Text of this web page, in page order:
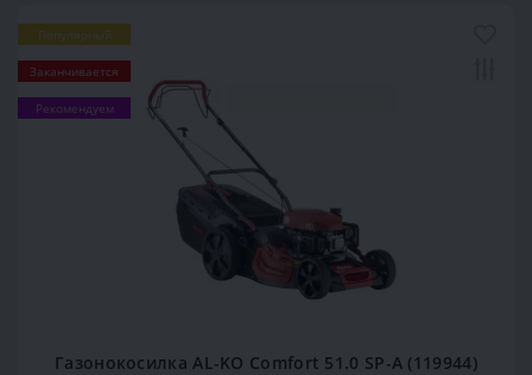
Популярный
Заканчивается
Рекомендуем
Газонокосилка AL-KO Comfort 51.0 SP-A (119944)